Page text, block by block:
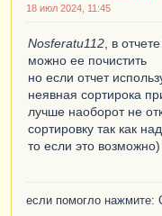
18 июл 2024, 11:45
Nosferatu112 , в
можно ее почистить
но если отчет
неявная сортирока
лучше наоборот не
сортировку так как
то если это возможно)
если помогло нажмите: